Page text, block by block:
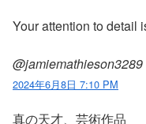
Your attention to detail
@jamiemathieson3289
2024年6月8日 7:10 PM
真の天才、芸術作品